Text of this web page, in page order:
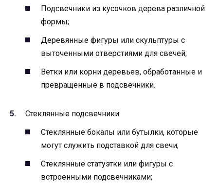
Подсвечники из кусочков дерева различной
формы;
Деревянные фигуры или скульптуры с
выточенными отверстиями для свечей;
Ветки или корни деревьев, обработанные и
превращенные в подсвечники.
Стеклянные подсвечники:
Стеклянные бокалы или бутылки, которые
могут служить подставкой для свечи;
Стеклянные статуэтки или фигуры с
встроенными подсвечниками;